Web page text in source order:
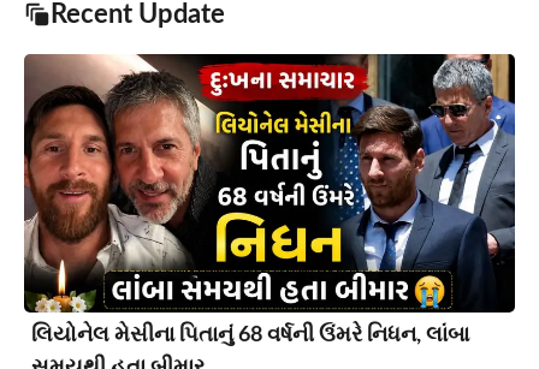
Recent Update
લિયોનેલ મેસીના પિતાનું 68 વર્ષની ઉંમરે નિધન, લાંબા